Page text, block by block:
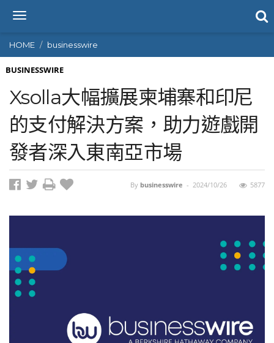
T
g
g
l
n
a
v
g
a
t
HOME businesswire
BUSINESSWIRE
Xsolla大幅擴展柬埔寨和印尼
的支付解決方案，助力遊戲開
發者深入東南亞市場
By businesswire - 2024/10/26 5877